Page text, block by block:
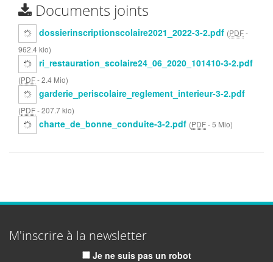
Documents joints
dossierinscriptionscolaire2021_2022-3-2.pdf (PDF-
962.4 kio)
ri_restauration_scolaire24_06_2020_101410-3-2.pdf
(PDF-2.4 Mio)
garderie_periscolaire_reglement_interieur-3-2.pdf
(PDF-207.7 kio)
charte_de_bonne_conduite-3-2.pdf (PDF-5 Mio)
M'inscrire à la newsletter
Je ne suis pas un robot